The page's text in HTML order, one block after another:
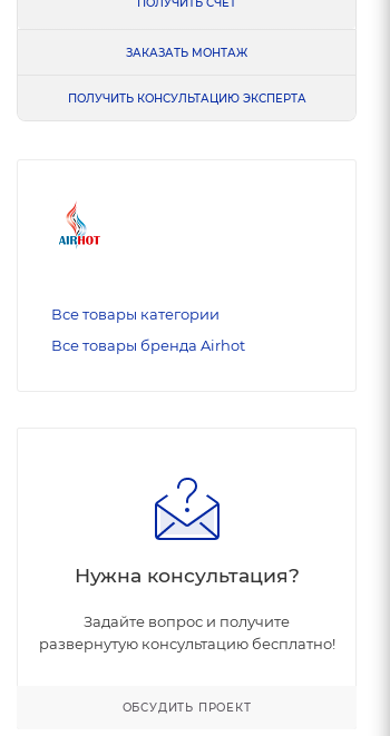
ЗАКАЗАТЬ МОНТАЖ
ПОЛУЧИТЬ КОНСУЛЬТАЦИЮ ЭКСПЕРТА
Все товары категории
Все товары бренда Airhot
Нужна консультация?
Задайте вопрос и получите
развернутую консультацию бесплатно!
ОБСУДИТЬ ПРОЕКТ